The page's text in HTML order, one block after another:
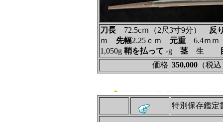
刀長72.5cｍ（2尺3寸9分）
反
ｍ 先幅2.25ｃｍ 元重6.4ｍ
1,050g鞘を払って ‐g 茎生
価格 350,000（税込
特別保存鑑定